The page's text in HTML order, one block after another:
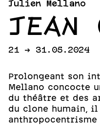
Julien Mellano
JEAN
21 -> 31.05.2024
Prolongeant son
Mellano concocte
du théâtre et des
du clone humain, il
anthropocentrisme